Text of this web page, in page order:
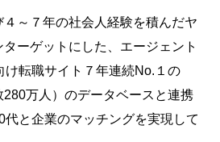
～７年の社会人経験を積んだヤ
ーゲットにした、エージェント
け転職サイト７年連続No. １の
280万人）のデータベースと連携
代と企業のマッチングを実現して